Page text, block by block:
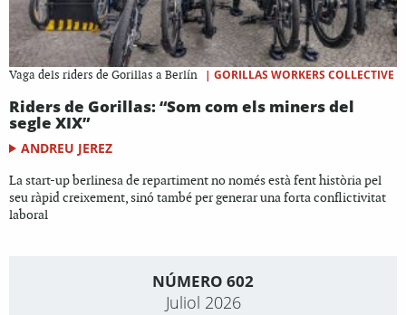
Vaga dels riders de Gorillas a Berlín | GORILLAS WORKERS COLLECTIVE
Riders de Gorillas: “Som com els miners del
segle XIX”
ANDREU JEREZ
La start-up berlinesa de repartiment no només està fent història pel
seu ràpid creixement, sinó també per generar una forta conflictivitat
laboral
NÚMERO 602
Juliol 2026